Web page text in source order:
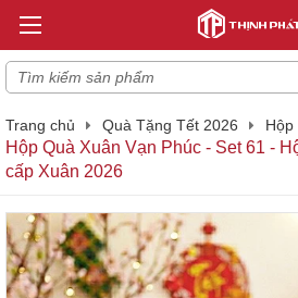
Trang chủ Quà Tặng Tết 2026 Hộp
Hộp Quà Xuân Vạn Phúc - Set 61 -
cấp Xuân 2026